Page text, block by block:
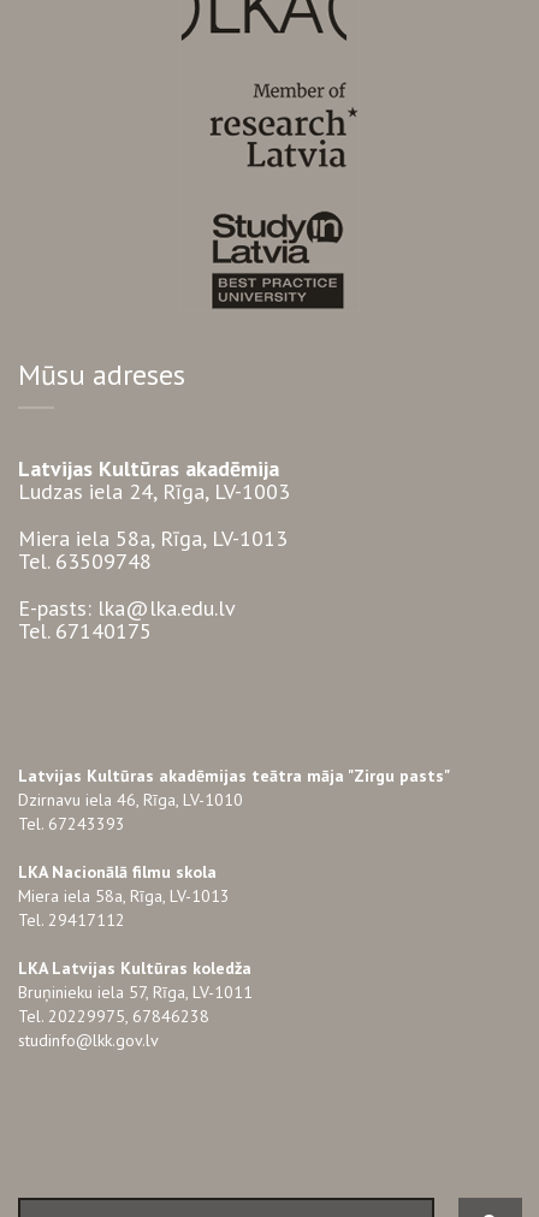
Mūsu adreses
Latvijas Kultūras akadēmija
Ludzas iela 24, Rīga, LV-1003
Miera iela 58a, Rīga, LV-1013
Tel. 63509748
E-pasts: lka@lka.edu.lv
Tel. 67140175
Latvijas Kultūras akadēmijas teātra māja "Zirgu pasts"
Dzirnavu iela 46, Rīga, LV-1010
Tel. 67243393
LKA Nacionālā filmu skola
Miera iela 58a, Rīga, LV-1013
Tel. 29417112
LKA Latvijas Kultūras koledža
Bruņinieku iela 57, Rīga, LV-1011
Tel. 20229975, 67846238
studinfo@lkk.gov.lv